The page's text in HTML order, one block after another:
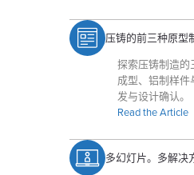
压铸的前三种原型
探索压铸制造
成型、铝制样
发与设计确认。
Read the Article
多幻灯片。多解决